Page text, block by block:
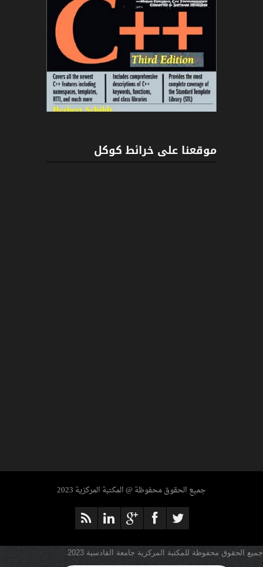
موقعنا على خرائط كوكل
جميع الحقوق محفوظة @ المكتبة المركزية 2023
جميع الحقوق محفوظة للمكتبة المركزية جامعة القادسية 2023